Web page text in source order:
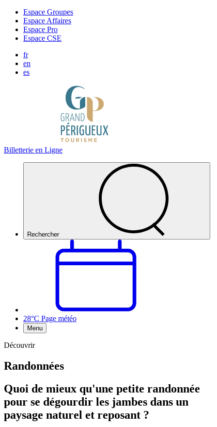
Espace Groupes
Espace Affaires
Espace Pro
Espace CSE
fr
en
es
Billetterie en Ligne
Rechercher
28°C Page météo
Menu
Découvrir
Randonnées
Quoi de mieux qu'une petite randonnée
pour se dégourdir les jambes dans un
paysage naturel et reposant ?